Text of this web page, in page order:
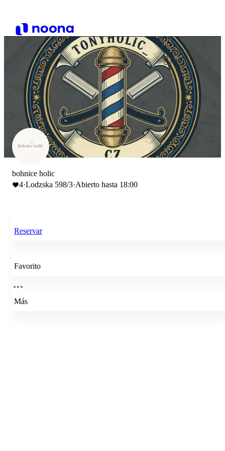
bohnice holic
4·Lodzska 598/3·Abierto hasta 18:00
Reservar
Favorito
Más